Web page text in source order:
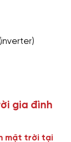
gia đình
mặt trời tại